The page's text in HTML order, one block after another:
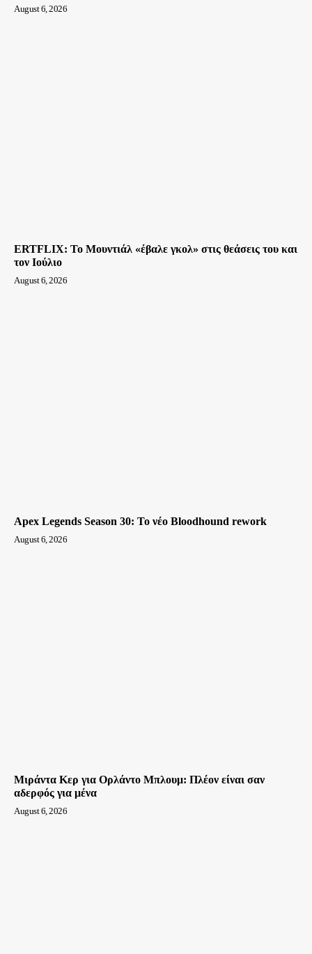
August 6, 2026
ERTFLIX: Το Μουντιάλ «έβαλε γκολ» στις θεάσεις του και
τον Ιούλιο
August 6, 2026
Apex Legends Season 30: Το νέο Bloodhound rework
August 6, 2026
Μιράντα Κερ για Ορλάντο Μπλουμ: Πλέον είναι σαν
αδερφός για μένα
August 6, 2026